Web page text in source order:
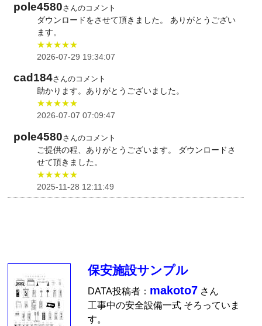
pole4580さんのコメント
ダウンロードをさせて頂きました。 ありがとうござい
ます。
★★★★★
2026-07-29 19:34:07
cad184さんのコメント
助かります。ありがとうございました。
★★★★★
2026-07-07 07:09:47
pole4580さんのコメント
ご提供の程、ありがとうございます。 ダウンロードさ
せて頂きました。
★★★★★
2025-11-28 12:11:49
保安施設サンプル
DATA投稿者： makoto7 さん
工事中の安全設備一式 そろっていま
す。